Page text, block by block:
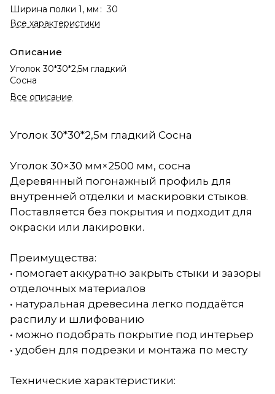
Ширина полки 1, мм : 30
Все характеристики
Описание
Уголок 30*30*2,5м гладкий
Сосна
Все описание
Уголок 30*30*2,5м гладкий Сосна
Уголок 30×30 мм×2500 мм, сосна
Деревянный погонажный профиль для
внутренней отделки и маскировки стыков.
Поставляется без покрытия и подходит для
окраски или лакировки.
Преимущества:
• помогает аккуратно закрыть стыки и зазоры
отделочных материалов
• натуральная древесина легко поддаётся
распилу и шлифованию
• можно подобрать покрытие под интерьер
• удобен для подрезки и монтажа по месту
Технические характеристики: